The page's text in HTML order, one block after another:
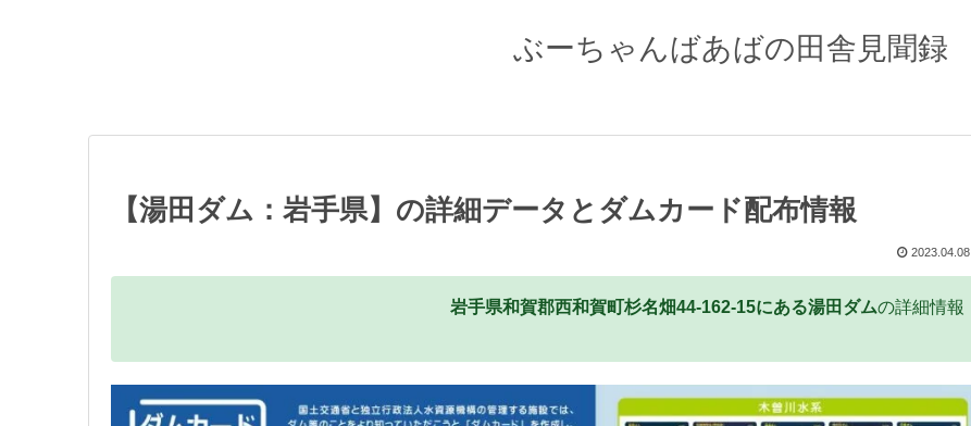
ぶーちゃんばあばの田舎見聞録
【湯田ダム：岩手県】の詳細データとダムカード配布情報
2023.04.08
岩手県和賀郡西和賀町杉名畑44-162-15にある湯田ダムの詳細情報